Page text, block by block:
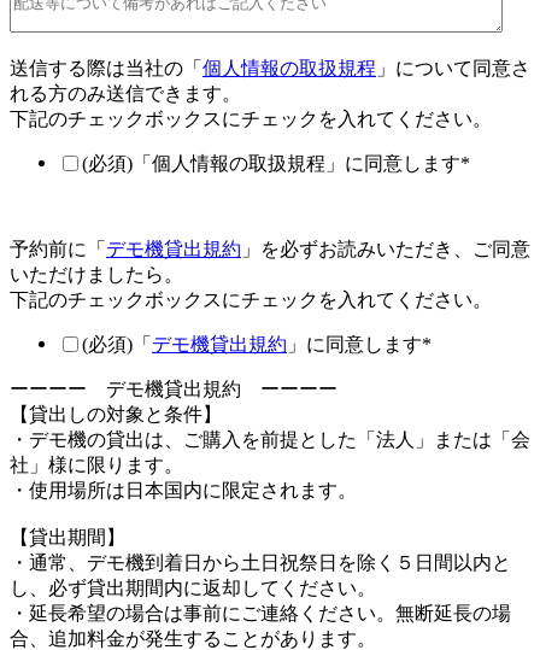
送信する際は当社の「 個人情報の取扱規程 」について同意さ
れる方のみ送信できます。
下記のチェックボックスにチェックを入れてください。
(必須)「個人情報の取扱規程」に同意します*
予約前に「 デモ機貸出規約 」を必ずお読みいただき、ご同意
いただけましたら。
下記のチェックボックスにチェックを入れてください。
(必須)「 デモ機貸出規約 」に同意します*
ーーーー デモ機貸出規約 ーーーー
【貸出しの対象と条件】
・デモ機の貸出は、ご購入を前提とした「法人」または「会
社」様に限ります。
・使用場所は日本国内に限定されます。
【貸出期間】
・通常、デモ機到着日から土日祝祭日を除く５日間以内と
し、必ず貸出期間内に返却してください。
・延長希望の場合は事前にご連絡ください。無断延長の場
合、追加料金が発生することがあります。